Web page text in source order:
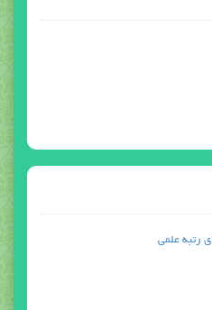
رتبه علمي